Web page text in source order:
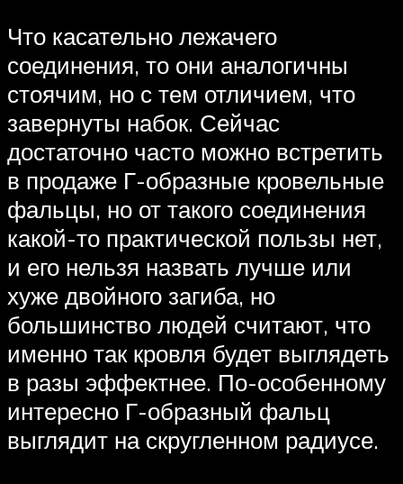
Что касательно лежачего
соединения, то они аналогичны
стоячим, но с тем отличием, что
завернуты набок. Сейчас
достаточно часто можно встретить
в продаже Г-образные кровельные
фальцы, но от такого соединения
какой-то практической пользы нет,
и его нельзя назвать лучше или
хуже двойного загиба, но
большинство людей считают, что
именно так кровля будет выглядеть
в разы эффектнее. По-особенному
интересно Г-образный фальц
выглядит на скругленном радиусе.